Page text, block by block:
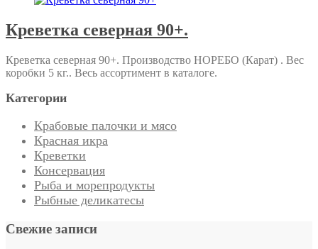
Креветка северная 90+.
Креветка северная 90+. Производство НОРЕБО (Карат) . Вес
коробки 5 кг.. Весь ассортимент в каталоге.
Категории
Крабовые палочки и мясо
Красная икра
Креветки
Консервация
Рыба и морепродукты
Рыбные деликатесы
Свежие записи